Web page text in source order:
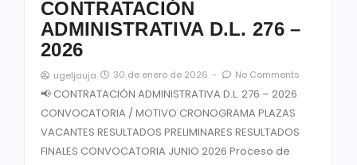
CONTRATACIÓN
ADMINISTRATIVA D.L. 276 –
2026
ugeljauja 30 de enero de 2026 - No Comments
📢 CONTRATACIÓN ADMINISTRATIVA D.L. 276 – 2026
CONVOCATORIA / MOTIVO CRONOGRAMA PLAZAS
VACANTES RESULTADOS PRELIMINARES RESULTADOS
FINALES CONVOCATORIA JUNIO 2026 Proceso de